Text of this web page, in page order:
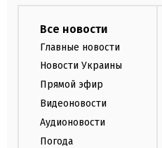
Все новости
Главные новости
Новости Украины
Прямой эфир
Видеоновости
Аудионовости
Погода